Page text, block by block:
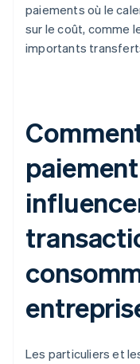
paiements où le
sur le coût, comme
importants
Les particuliers et